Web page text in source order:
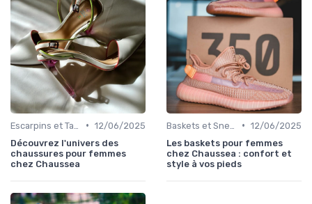
• 12/06/2025
Découvrez l'univers des
chaussures pour femmes
chez Chaussea
• 12/06/2025
Les baskets pour femmes
chez Chaussea : confort et
style à vos pieds